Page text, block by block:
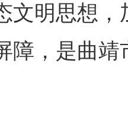
文明思想
障，是曲